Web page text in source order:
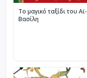
Το μαγικό ταξίδι του Αϊ-
Βασίλη